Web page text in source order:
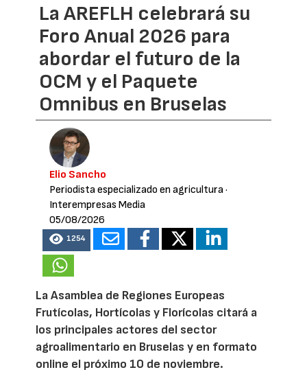
La AREFLH celebrará su
Foro Anual 2026 para
abordar el futuro de la
OCM y el Paquete
Omnibus en Bruselas
Elio Sancho
Periodista especializado en agricultura·
Interempresas Media
05/08/2026
1254
La Asamblea de Regiones Europeas
Frutícolas, Hortícolas y Florícolas citará a
los principales actores del sector
agroalimentario en Bruselas y en formato
online el próximo 10 de noviembre.